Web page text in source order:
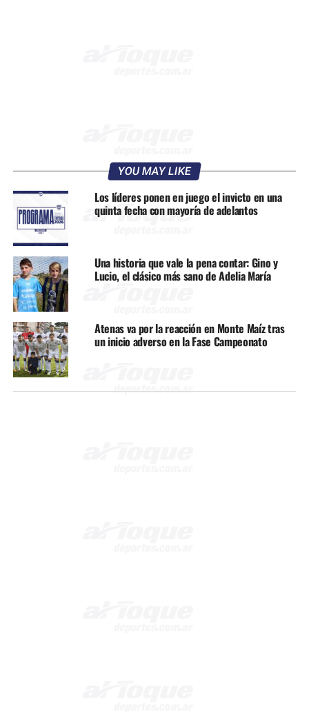
YOU MAY LIKE
Los líderes ponen en juego el invicto en una
quinta fecha con mayoría de adelantos
Una historia que vale la pena contar: Gino y
Lucio, el clásico más sano de Adelia María
Atenas va por la reacción en Monte Maíz tras
un inicio adverso en la Fase Campeonato